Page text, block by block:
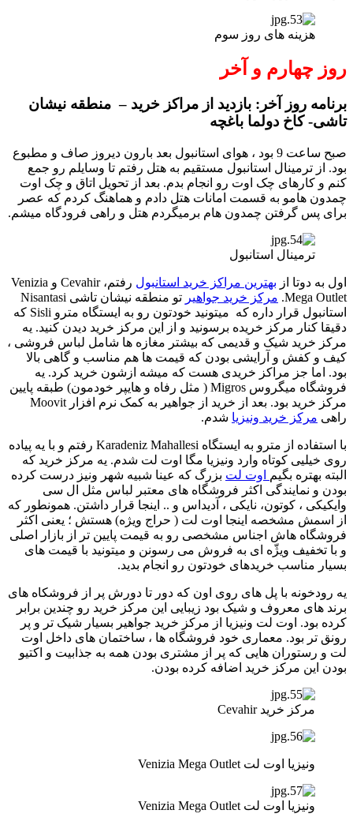
هزینه های روز سوم
روز چهارم و آخر
برنامه روز آخر: بازدید از مراکز خرید – منطقه نیشان
تاشی- کاخ دولما باغچه
صبح ساعت 9 بود ، هوای استانبول بعد بارون دیروز صاف و مطبوع
بود. از ترمینال استانبول مستقیم به هتل رفتم تا وسایلم رو جمع
کنم و کارهای چک اوت رو انجام بدم. بعد از تحویل اتاق و چک اوت
چمدون هامو به قسمت امانات هتل دادم و هماهنگ کردم که عصر
برای پس گرفتن چمدون هام برمیگردم هتل و راهی فرودگاه میشم.
ترمینال استانبول
اول به دوتا از بهترین مراکز خرید استانبول
رفتم، Cevahir و Venizia
Mega Outlet. مرکز خرید جواهیر
تو منطقه نیشان تاشی Nisantasi
استانبول قرار داره که میتونید خودتون رو به ایستگاه مترو Sisli که
دقیقا کنار مرکز خریده برسونید و از این مرکز خرید دیدن کنید. یه
مرکز خرید شیک و قدیمی که بیشتر مغازه ها شامل لباس فروشی ،
کیف و کفش و آرایشی بودن که قیمت ها هم مناسب و گاهی بالا
بود. اما جز مراکز خریدی هست که میشه ازشون خرید کرد. یه
فروشگاه میگروس Migros ( مثل رفاه و هایپر خودمون) طبقه پایین
مرکز خرید بود. بعد از خرید از جواهیر به کمک نرم افزار Moovit
راهی مرکز خرید ونیزیا شدم.
با استفاده از مترو به ایستگاه Karadeniz Mahallesi رفتم و با یه پیاده
روی خیلیی کوتاه وارد ونیزیا مگا اوت لت شدم. یه مرکز خرید که
البته بهتره بگیم
اوت لت بزرگ که عینا شبیه شهر ونیز درست کرده
بودن و نمایندگی اکثر فروشگاه های معتبر لباس مثل ال سی
وایکیکی ، کوتون، نایکی ، آدیداس و .. اینجا قرار داشتن. همونطور که
از اسمش مشخصه اینجا اوت لت ( حراج ویژه) هستش ؛ یعنی اکثر
فروشگاه هاش اجناس مشخصی رو به قیمت پایین تر از بازار اصلی
و با تخفیف ویژّه ای به فروش می رسونن و میتونید با قیمت های
بسیار مناسب خریدهای خودتون رو انجام بدید.
یه رودخونه با پل های روی اون که دور تا دورش پر از فروشکاه های
برند های معروف و شیک بود زیبایی این مرکز خرید رو چندین برابر
کرده بود. اوت لت ونیزیا از مرکز خرید جواهیر بسیار شیک تر و پر
رونق تر بود. معماری خود فروشگاه ها ، ساختمان های داخل اوت
لت و رستوران هایی که پر از مشتری بودن همه به جذابیت و اکتیو
بودن این مرکز خرید اضافه کرده بودن.
مرکز خرید Cevahir
ونیزیا اوت لت Venizia Mega Outlet
ونیزیا اوت لت Venizia Mega Outlet